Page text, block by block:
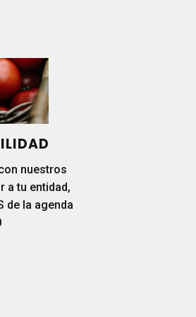
nuestros
a tu entidad,
de la agenda